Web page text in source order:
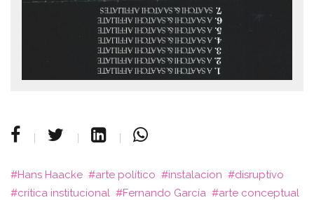
Hans Haacke arte político instalacion
disruptivo
crítica institucional
Fernando García
arte conceptual